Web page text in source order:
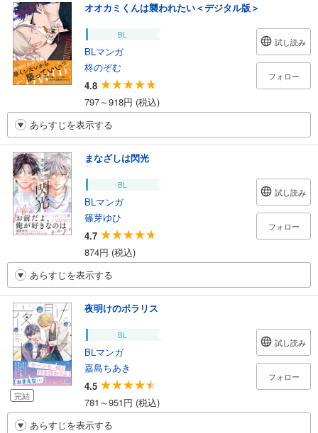
オオカミくんは襲われたい＜デジタル版＞
BL
BLマンガ
柊のぞむ
4.8
797～918円 (税込)
試し読み
フォロー
あらすじを表示する
まなざしは閃光
BL
BLマンガ
篠芽ゆひ
4.7
874円 (税込)
試し読み
フォロー
あらすじを表示する
完結
夜明けのポラリス
BL
BLマンガ
嘉島ちあき
4.5
781～951円 (税込)
試し読み
フォロー
あらすじを表示する